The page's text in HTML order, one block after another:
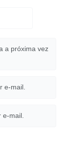
a próxima vez
e-mail.
e-mail.